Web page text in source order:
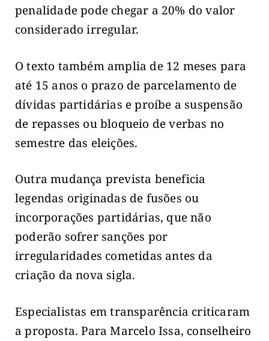
penalidade pode chegar a 20% do valor
considerado irregular.
O texto também amplia de 12 meses para
até 15 anos o prazo de parcelamento de
dívidas partidárias e proíbe a suspensão
de repasses ou bloqueio de verbas no
semestre das eleições.
Outra mudança prevista beneficia
legendas originadas de fusões ou
incorporações partidárias, que não
poderão sofrer sanções por
irregularidades cometidas antes da
criação da nova sigla.
Especialistas em transparência criticaram
a proposta. Para Marcelo Issa, conselheiro